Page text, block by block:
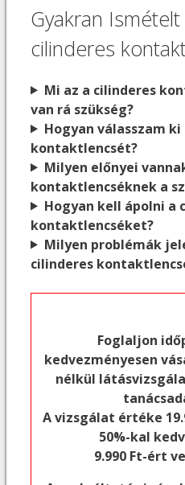
Gyakran
cilinderes
Mi az a cilinderes
van rá szükség?
Hogyan válasszam
kontaktlencsét?
Milyen előnyei
kontaktlencséknek a
Hogyan kell ápolni a
kontaktlencséket?
Milyen problémák
cilinderes
Foglaljon
kedvezményesen
nélkül
A vizsgálat értéke
50%-kal
9.990 Ft-ért